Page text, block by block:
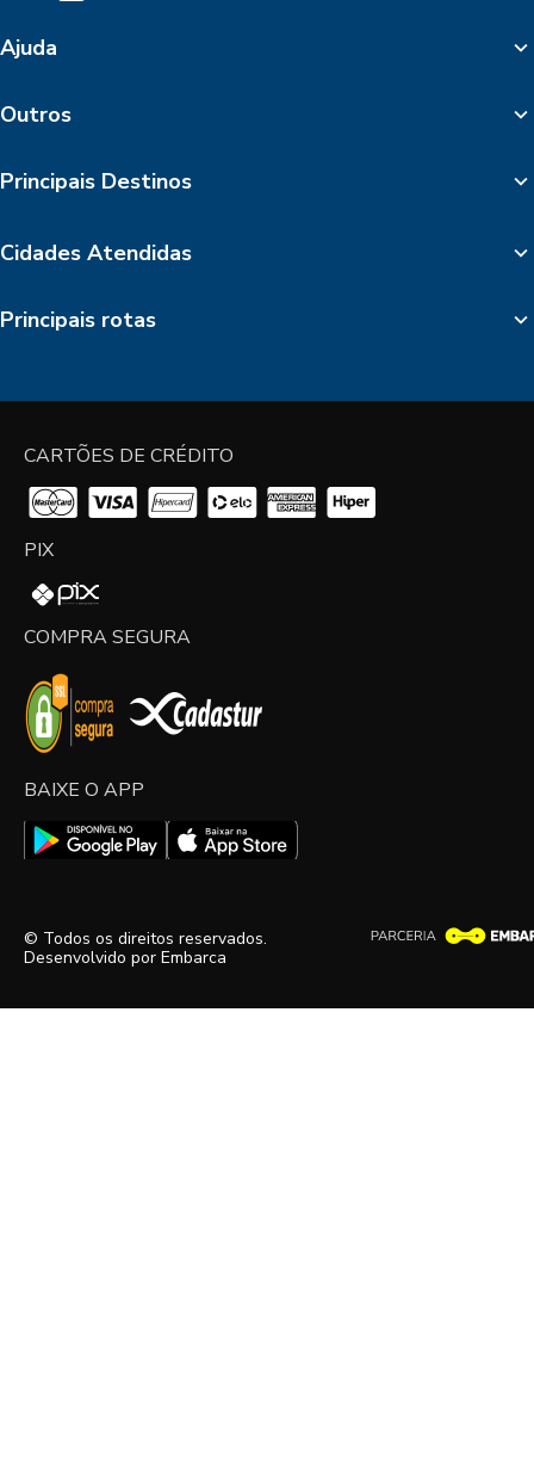
Ajuda
Outros
Principais Destinos
Cidades Atendidas
Principais rotas
CARTÕES DE CRÉDITO
PIX
COMPRA SEGURA
BAIXE O APP
© Todos os direitos reservados.
Desenvolvido por Embarca